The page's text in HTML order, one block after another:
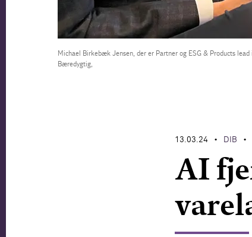
Michael Birkebæk Jensen, der er Partner og ESG & Products
Bæredygtig,
13.03.24 • DIB •
AI